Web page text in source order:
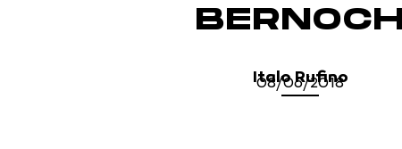
Italo Rufino
08/06/2018